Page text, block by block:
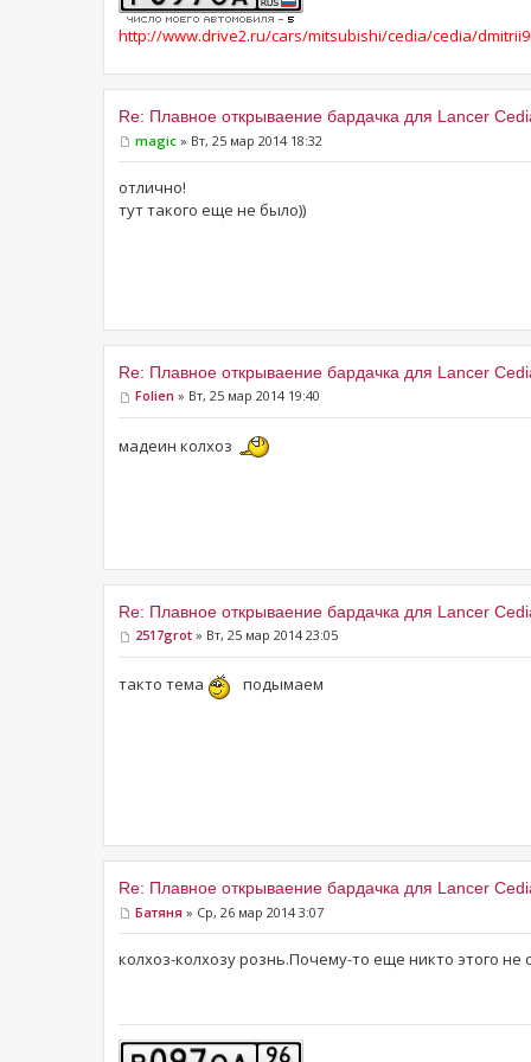
http://www.drive2.ru/cars/mitsubishi/cedia/cedia/
Re: Плавное открываение бардачка для Lancer
magic » Вт, 25 мар 2014 18:32
отлично!
тут такого еще не было))
Re: Плавное открываение бардачка для Lancer
Folien » Вт, 25 мар 2014 19:40
мадеин колхоз
Re: Плавное открываение бардачка для Lancer
2517grot » Вт, 25 мар 2014 23:05
такто тема подымаем
Re: Плавное открываение бардачка для Lancer
Батяня » Ср, 26 мар 2014 3:07
колхоз-колхозу рознь.Почему-то еще никто этого не